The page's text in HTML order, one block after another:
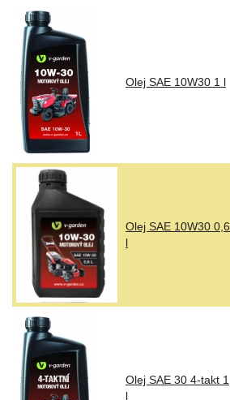
Olej SAE 10W30 1 l
Olej SAE 10W30 0,6
l
Olej SAE 30 4-takt 1
l